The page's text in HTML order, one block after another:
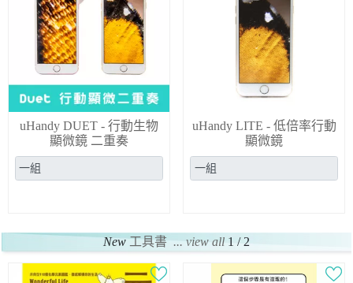
uHandy DUET - 行動生物
顯微鏡 二重奏
uHandy LITE - 低倍率行動
顯微鏡
New 工具書... view all 1 / 2